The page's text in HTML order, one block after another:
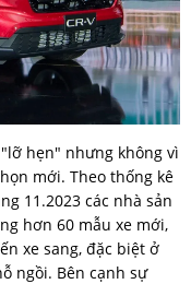
hẹn" nhưng không vì
mới. Theo thống kê
11.2023 các nhà sản
hơn 60 mẫu xe mới,
xe sang, đặc biệt ở
ngồi. Bên cạnh sự